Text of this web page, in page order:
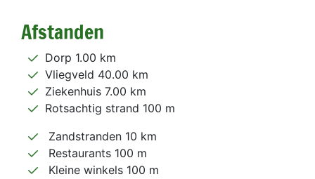
Afstanden
Dorp 1.00 km
Vliegveld 40.00 km
Ziekenhuis 7.00 km
Rotsachtig strand 100 m
Zandstranden 10 km
Restaurants 100 m
Kleine winkels 100 m